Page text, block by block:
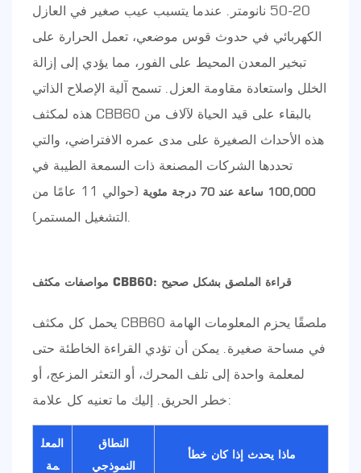
20-50 نانومتر. عندما يتسبب عيب صغير في العازل
الكهربائي في حدوث قوس موضعي، تعمل الحرارة على
تبخير المعدن المحيط على الفور، مما يؤدي إلى إزالة
الخلل واستعادة مقاومة العزل. تسمح آلية الإصلاح الذاتي
هذه لمكثف CBB60 بالبقاء على قيد الحياة لآلاف من
هذه الأحداث الصغيرة على مدى عمره الافتراضي، والتي
تحددها الشركات المصنعة ذات السمعة الطيبة في
100,000 ساعة عند 70 درجة مئوية
(حوالي 11 عامًا من
مواصفات مكثف CBB60: قراءة الملصق بشكل صحيح
يحمل كل مكثف CBB60 ملصقًا يحزم المعلومات الهامة
في مساحة صغيرة. يمكن أن تؤدي القراءة الخاطئة حتى
لمعلمة واحدة إلى تلف المحرك، أو التعثر المزعج، أو
خطر الحريق. إليك ما تعنيه كل علامة:
المعل
مة
النطاق
النموذجي
ماذا يحدث إذا كان خطأ